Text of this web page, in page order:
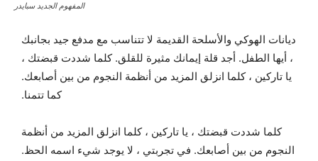
المفهوم الجديد سبايدر
ديانات الهوكي والأسلحة القديمة لا تتناسب مع مدفع جيد بجانبك
، أيها الطفل. أجد قلة إيمانك مثيرة للقلق. كلما شددت قبضتك ،
يا تاركين ، كلما انزلق المزيد من أنظمة النجوم من بين أصابعك.
كما تتمنا.
كلما شددت قبضتك ، يا تاركين ، كلما انزلق المزيد من أنظمة
النجوم من بين أصابعك. في تجربتي ، لا يوجد شيء اسمه الحظ.